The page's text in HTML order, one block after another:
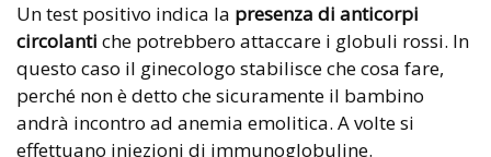
Un test positivo indica la presenza di anticorpi
circolanti che potrebbero attaccare i globuli rossi. In
questo caso il ginecologo stabilisce che cosa fare,
perché non è detto che sicuramente il bambino
andrà incontro ad anemia emolitica. A volte si
effettuano iniezioni di immunoglobuline.